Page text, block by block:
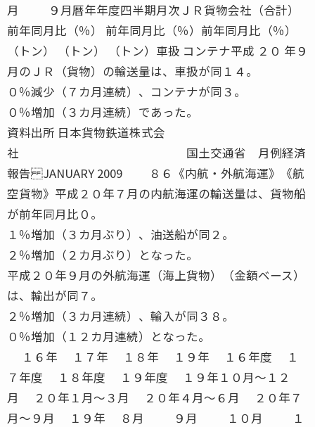
月 ９月暦年年度四半期月次ＪＲ貨物会社（合計）
前年同月比（％） 前年同月比（％）前年同月比（％）
（トン） （トン） （トン）車扱 コンテナ平成 ２０ 年９
月のＪＲ（貨物）の輸送量は、車扱が同１４。
０％減少（７カ月連続）、コンテナが同３。
０％増加（３カ月連続）であった。
資料出所 日本貨物鉄道株式会
社 国土交通省 月例経済
報告 JANUARY 2009 ８６《内航・外航海運》《航
空貨物》平成２０年７月の内航海運の輸送量は、貨物船
が前年同月比０。
１％増加（３カ月ぶり）、油送船が同２。
２％増加（２カ月ぶり）となった。
平成２０年９月の外航海運（海上貨物）（金額ベース）
は、輸出が同７。
２％増加（３カ月連続）、輸入が同３８。
０％増加（１２カ月連続）となった。
１６年 １７年 １８年 １９年 １６年度 １
７年度 １８年度 １９年度 １９年１０月〜１２
月 ２０年１月〜３月 ２０年４月〜６月 ２０年７
月〜９月 １９年 ８月 ９月 １０月 １